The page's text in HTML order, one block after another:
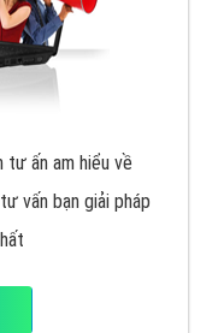
Banner Google